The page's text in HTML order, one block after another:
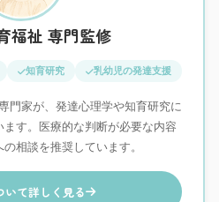
福祉 専門監修
知育研究 乳幼児の発達支援
門家が、発達心理学や知育研究に
す。医療的な判断が必要な内容
相談を推奨しています。
いて詳しく見る